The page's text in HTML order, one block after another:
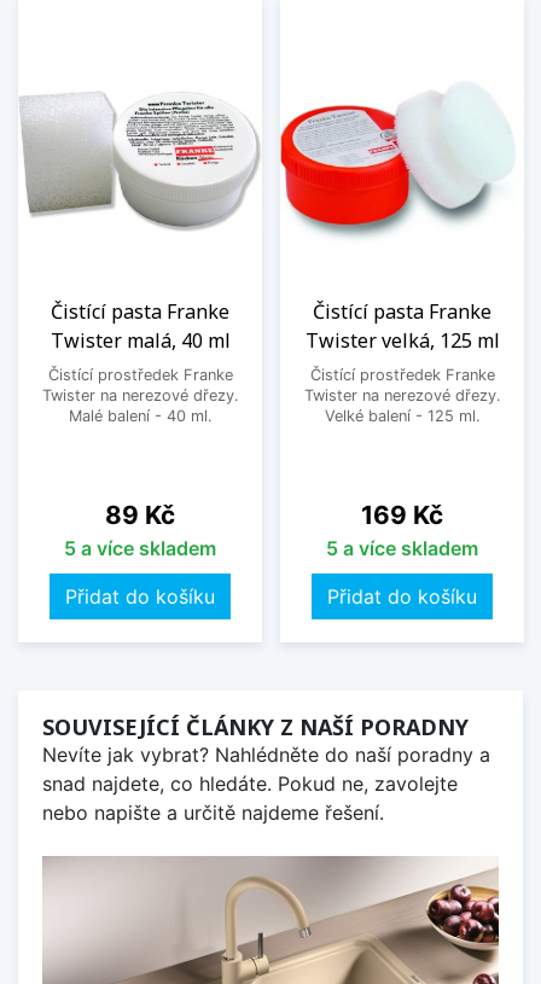
Čistící pasta Franke
Twister malá, 40 ml
Čistící prostředek Franke
Twister na nerezové dřezy.
Malé balení - 40 ml.
Cena
89 Kč
5 a více skladem
Přidat do košíku
Čistící pasta Franke
Twister velká, 125 ml
Čistící prostředek Franke
Twister na nerezové dřezy.
Velké balení - 125 ml.
Cena
169 Kč
5 a více skladem
Přidat do košíku
SOUVISEJÍCÍ ČLÁNKY Z NAŠÍ PORADNY
Nevíte jak vybrat? Nahlédněte do naší poradny a
snad najdete, co hledáte. Pokud ne, zavolejte
nebo napište a určitě najdeme řešení.